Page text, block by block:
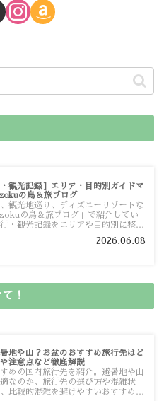
・観光記録】エリア・目的別ガイドマ
の鳥＆旅ブログ
観光地巡り、ディズニーリゾートな
の鳥＆旅ブログ」で紹介してい
・観光記録をエリアや目的別に整理
からスムーズに見つけていただけま
2026.06.08
！
暑地や山？お盆のおすすめ旅行先はど
注意点など徹底解説
めの国内旅行先を紹介。避暑地や山
なのか、旅行先の選び方や混雑状
比較的混雑を避けやすいおすすめス